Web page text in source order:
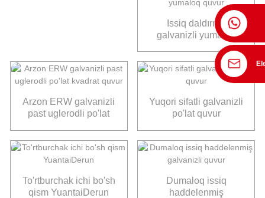
Issiq daldırma
galvanizli yumaloq
Arzon ERW galvanizli
past uglerodli po'lat
Yuqori sifatli galvanizli
po'lat quvur
To'rtburchak ichi bo'sh
qism YuantaiDerun
Dumaloq issiq
haddelenmiş